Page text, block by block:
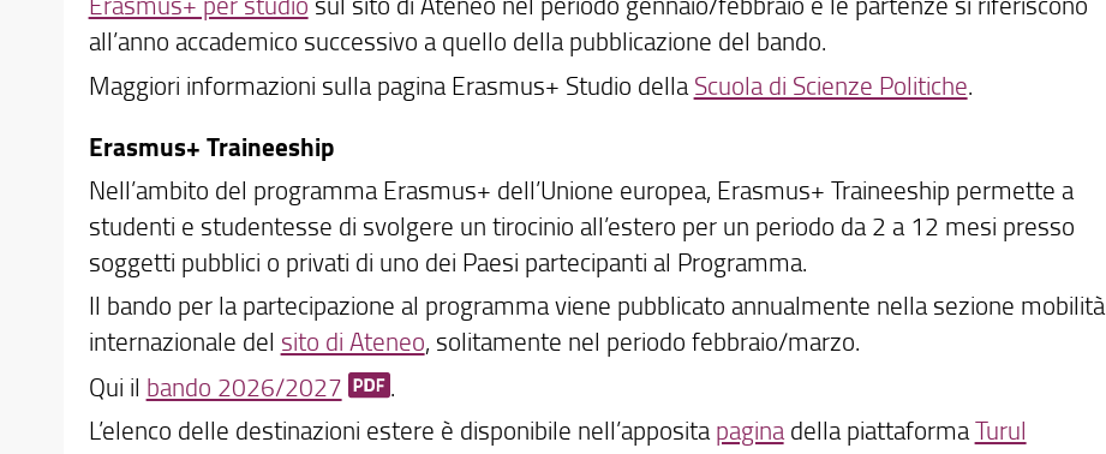
all’anno accademico successivo a quello della pubblicazione del bando.
Maggiori informazioni sulla pagina Erasmus+ Studio della Scuola di Scienze Politiche.
Erasmus+ Traineeship
Nell’ambito del programma Erasmus+ dell’Unione europea, Erasmus+ Traineeship permette a
studenti e studentesse di svolgere un tirocinio all’estero per un periodo da 2 a 12 mesi presso
soggetti pubblici o privati di uno dei Paesi partecipanti al Programma.
Il bando per la partecipazione al programma viene pubblicato annualmente nella sezione mobilità
internazionale del sito di Ateneo, solitamente nel periodo febbraio/marzo.
Qui il bando 2026/2027
.
L’elenco delle destinazioni estere è disponibile nell’appositapaginadella piattaformaTurul